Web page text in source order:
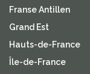
Franse Antillen
Grand Est
Hauts-de-France
Île-de-France